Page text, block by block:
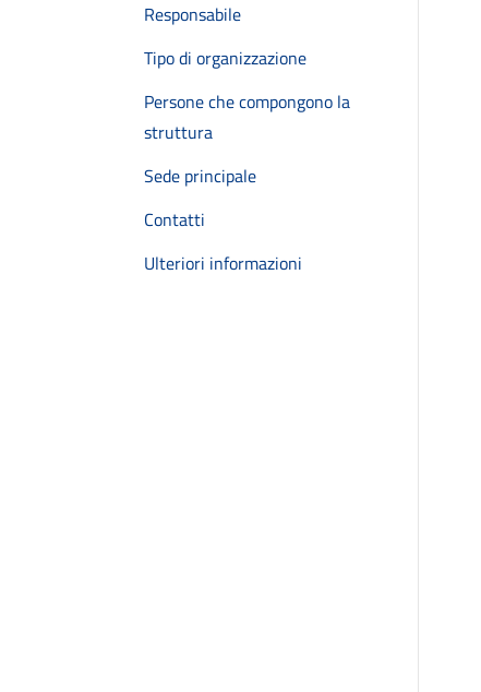
Responsabile
Tipo di organizzazione
Persone che compongono la
struttura
Sede principale
Contatti
Ulteriori informazioni